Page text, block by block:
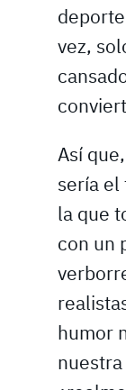
vez,
Así
sería el
la que
con un
humor